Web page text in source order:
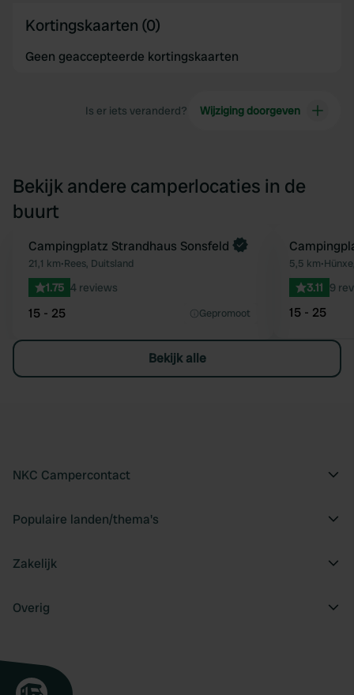
Kortingskaarten (0)
Geen geaccepteerde kortingskaarten
Is er iets veranderd? Wijziging doorgeven
Bekijk andere camperlocaties in de
buurt
Favoriet
Boek direct
Campingplatz Strandhaus Sonsfeld
21,1 km•Rees, Duitsland
1.75 4 reviews
15 - 25 Gepromoot
5,5 km•
3.11 9
15 - 25
Bekijk alle
NKC Campercontact
Populaire landen/thema's
Zakelijk
Overig